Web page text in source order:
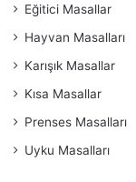
Eğitici Masallar
Hayvan Masalları
Karışık Masallar
Kısa Masallar
Prenses Masalları
Uyku Masalları